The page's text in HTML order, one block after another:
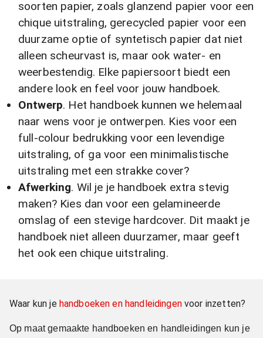
soorten papier, zoals glanzend papier voor een
chique uitstraling, gerecycled papier voor een
duurzame optie of syntetisch papier dat niet
alleen scheurvast is, maar ook water- en
weerbestendig. Elke papiersoort biedt een
andere look en feel voor jouw handboek.
Ontwerp. Het handboek kunnen we helemaal
naar wens voor je ontwerpen. Kies voor een
full-colour bedrukking voor een levendige
uitstraling, of ga voor een minimalistische
uitstraling met een strakke cover?
Afwerking. Wil je je handboek extra stevig
maken? Kies dan voor een gelamineerde
omslag of een stevige hardcover. Dit maakt je
handboek niet alleen duurzamer, maar geeft
het ook een chique uitstraling.
Waar kun je handboeken en handleidingenvoor inzetten?
Op maat gemaakte handboeken en handleidingen kun je